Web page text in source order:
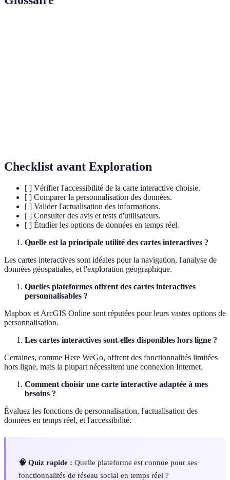
Checklist avant Exploration
[ ] Vérifier l'accessibilité de la carte interactive choisie.
[ ] Comparer la personnalisation des données.
[ ] Valider l'actualisation des informations.
[ ] Consulter des avis et tests d'utilisateurs.
[ ] Étudier les options de données en temps réel.
Quelle est la principale utilité des cartes interactives ?
Les cartes interactives sont idéales pour la navigation, l'analyse de
données géospatiales, et l'exploration géographique.
Quelles plateformes offrent des cartes interactives
personnalisables ?
Mapbox et ArcGIS Online sont réputées pour leurs vastes options de
personnalisation.
Les cartes interactives sont-elles disponibles hors ligne ?
Certaines, comme Here WeGo, offrent des fonctionnalités limitées
hors ligne, mais la plupart nécessitent une connexion Internet.
Comment choisir une carte interactive adaptée à mes
besoins ?
Évaluez les fonctions de personnalisation, l'actualisation des
données en temps réel, et l'accessibilité.
🧠 Quiz rapide : Quelle plateforme est connue pour ses
fonctionnalités de réseau social en temps réel ?